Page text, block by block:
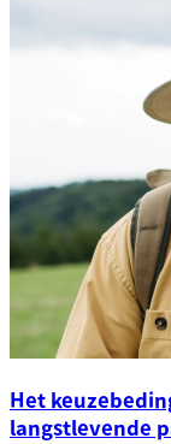
Het
langstlevende